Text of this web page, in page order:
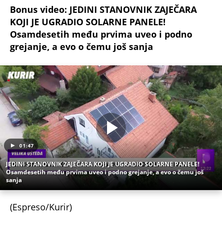
Bonus video: JEDINI STANOVNIK ZAJEČARA
KOJI JE UGRADIO SOLARNE PANELE!
Osamdesetih među prvima uveo i podno
grejanje, a evo o čemu još sanja
01:47
JEDINI STANOVNIK ZAJEČARA KOJI JE UGRADIO SOLARNE PANELE!
Osamdesetih među prvima uveo i podno grejanje, a evo o čemu još
sanja
(Espreso/Kurir)